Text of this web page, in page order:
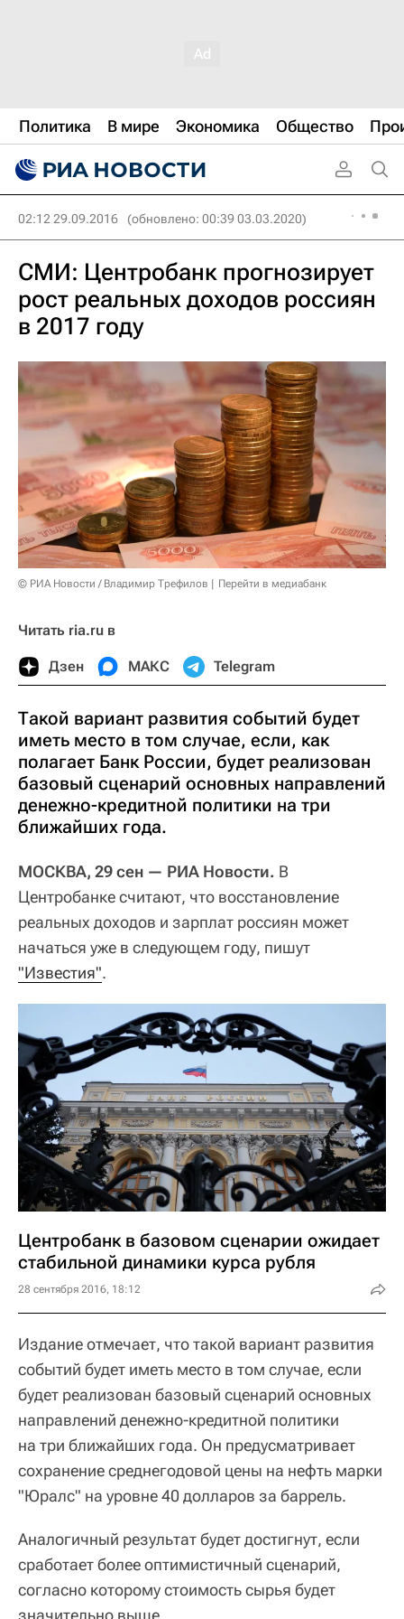
Политика В мире Экономика Общество
02:12 29.09.2016 (обновлено: 00:39 03.03.2020)
СМИ: Центробанк прогнозирует
рост реальных доходов россиян
в 2017 году
© РИА Новости / Владимир Трефилов Перейти в медиабанк
Читать ria.ru в
Дзен МАКС Telegram
Такой вариант развития событий будет
иметь место в том случае, если, как
полагает Банк России, будет реализован
базовый сценарий основных направлений
денежно-кредитной политики на три
ближайших года.
МОСКВА, 29 сен — РИА Новости. В
Центробанке считают, что восстановление
реальных доходов и зарплат россиян может
начаться уже в следующем году, пишут
"Известия".
Центробанк в базовом сценарии ожидает
стабильной динамики курса рубля
28 сентября 2016, 18:12
Издание отмечает, что такой вариант развития
событий будет иметь место в том случае, если
будет реализован базовый сценарий основных
направлений денежно-кредитной политики
на три ближайших года. Он предусматривает
сохранение среднегодовой цены на нефть марки
"Юралс" на уровне 40 долларов за баррель.
Аналогичный результат будет достигнут, если
сработает более оптимистичный сценарий,
согласно которому стоимость сырья будет
значительно выше.